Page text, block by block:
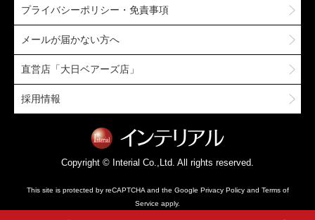
プライバシーポリシー・免責事項
メールが届かない方へ
直営店「大日ベアーズ店」
採用情報
Copyright © Interial Co.,Ltd. All rights reserved.
This site is protected by reCAPTCHA and the Google Privacy Policyand Terms of
Service apply.